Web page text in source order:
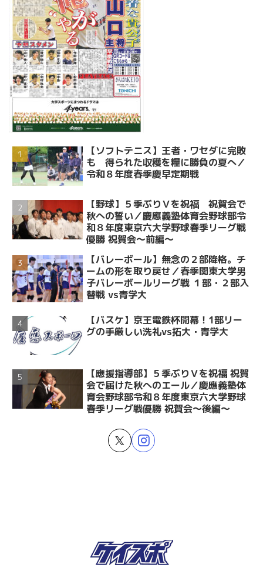
【ソフトテニス】王者・ワセダに完敗
も 得られた収穫を糧に勝負の夏へ／
令和８年度春季慶早定期戦
【野球】５季ぶりＶを祝福 祝賀会で
秋への誓い／慶應義塾体育会野球部令
和８年度東京六大学野球春季リーグ戦
優勝 祝賀会～前編～
【バレーボール】無念の２部降格。チ
ームの形を取り戻せ／春季関東大学男
子バレーボールリーグ戦 １部・２部入
替戦 vs青学大
【バスケ】京王電鉄杯開幕！1部リー
グの手厳しい洗礼vs拓大・青学大
【應援指導部】５季ぶりＶを祝福 祝賀
会で届けた秋へのエール／慶應義塾体
育会野球部令和８年度東京六大学野球
春季リーグ戦優勝 祝賀会～後編～